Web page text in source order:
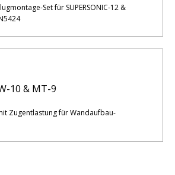
Set für SUPERSONIC-12 &
10 & MT-9
Zugentlastung für Wandaufbau-